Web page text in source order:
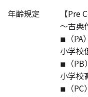
年齢規定
【Pre
〜古典
◾︎（PA）
小学校
◾︎（PB）
小学校
◾︎（PC）